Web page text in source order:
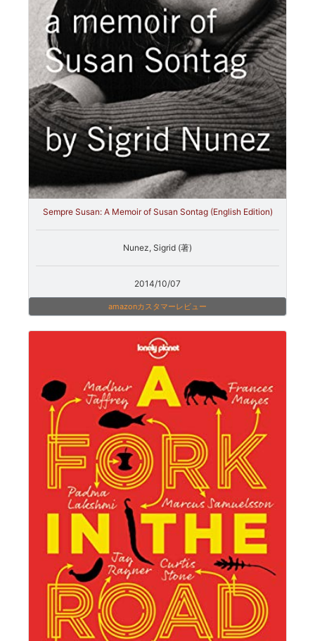
Sempre Susan: A Memoir of Susan Sontag (English Edition)
Nunez, Sigrid (著)
2014/10/07
amazonカスタマーレビュー